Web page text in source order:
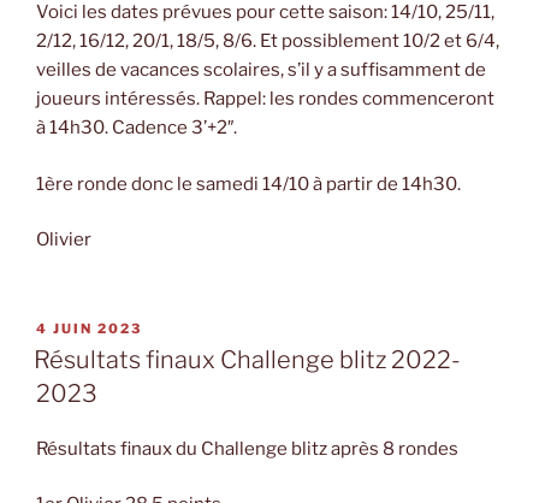
Voici les dates prévues pour cette saison: 14/10, 25/11,
2/12, 16/12, 20/1, 18/5, 8/6. Et possiblement 10/2 et 6/4,
veilles de vacances scolaires, s’il y a suffisamment de
joueurs intéressés. Rappel: les rondes commenceront
à 14h30. Cadence 3’+2″.
1ère ronde donc le samedi 14/10 à partir de 14h30.
Olivier
PUBLIÉ
LE
4 JUIN 2023
Résultats finaux Challenge blitz 2022-
2023
Résultats finaux du Challenge blitz après 8 rondes